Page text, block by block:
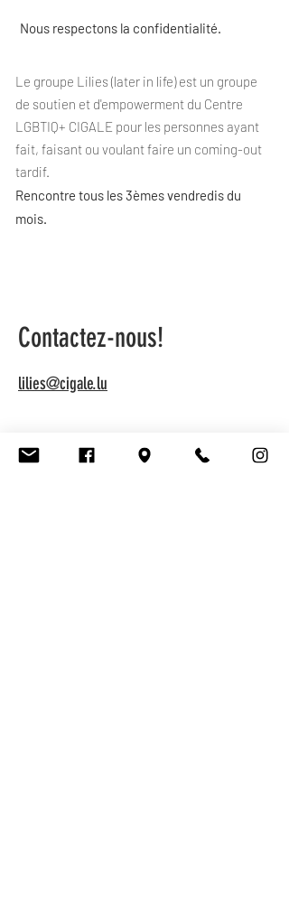
Nous respectons la confidentialité.
Le groupe Lilies (later in life) est un groupe
de soutien et d'empowerment du Centre
LGBTIQ+ CIGALE pour les personnes ayant
fait, faisant ou voulant faire un coming-out
tardif.
Rencontre tous les 3èmes vendredis du
mois.
Contactez-nous!
lilies@cigale.lu